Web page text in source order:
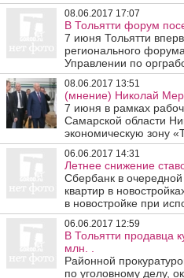
08.06.2017 17:07
В Тольятти форум
7 июня Тольятти
регионального
Управлении по
08.06.2017 13:51
(мнение) Николай
7 июня в рамках
Самарской области
экономическую зону
06.06.2017 14:31
Летнее снижение
Сбербанк в очередной
квартир в
в новостройке при
06.06.2017 12:59
В Тольятти продавца
млн. .
Районной
по уголовному делу,